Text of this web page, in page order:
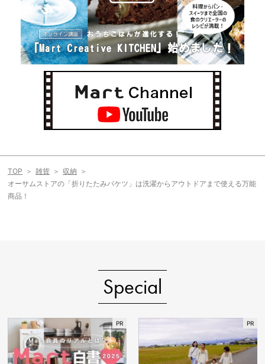
TOP 雑貨
収納
オーサムストアの「折りたたみバケツ」は洗濯からアウトドアまで使える万能
商品！
Special